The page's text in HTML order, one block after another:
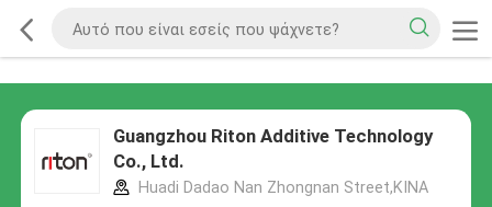
Guangzhou Riton Additive Technology
Co., Ltd.
Huadi Dadao Nan Zhongnan Street,ΚΙΝΑ